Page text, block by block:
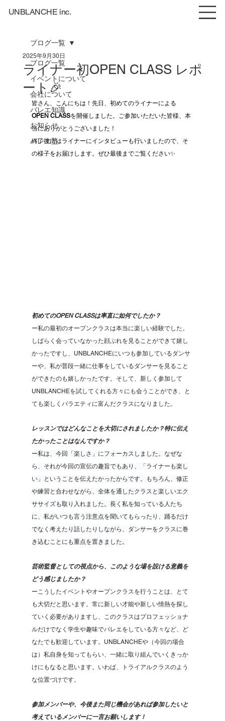
UNBLANCHE inc.
ブログ一覧
イベントについて
会社について
バレエ知識
お知らせ
バレエ塾
ブログ一覧
ライナー初OPEN CLASS レポ
ート🎉
2025年9月30日
皆さん、こんにちは！先日、初めてのライナーによる
OPEN CLASSを開催しました。ご参加いただいた皆様、本
当にありがとうございました！
終了後にはライナーにインタビューも行いましたので、そ
の様子をお届けします。ぜひ最後までご覧ください✨
初めてのOPEN CLASSは率直に如何でしたか？
ー私の最初のオープンクラスは本当に楽しい経験でした。
しばらく会っていなかった顔ぶれを見ることができて嬉し
かったですし、UNBLANCHEにいつも参加しているダンサ
ーや、私が普段一緒に仕事をしているダンサーを見ること
ができたのも嬉しかったです。そして、新しく参加して
UNBLANCHEを試してくれる方々にも会うことができ、と
ても楽しくバラエティに富んだクラスになりました。
レッスンではどんなことを大切にされましたか？特に伝え
たかったことはなんですか？
ー私は、今回「楽しさ」にフォーカスしました。なぜな
ら、それが今回の宣伝の趣旨でもあり、「ライナー も楽し
い」ということを伝えたかったからです。もちろん、修正
や練習と合わせながら、全体を通したクラスと楽しいエク
ササイズも取り入れました。長く私を知っている人たち
に、私がいつも言う注意点を聞いてもらったり、踊るだけ
でなく考えたり話したりしながら、ダンサーをクラスに巻
き込むことにも重点を置きました。
芸術監督としての視点から、このような場を設ける意義を
どう感じましたか？
ーこうしたイベントやオープンクラスを行うことは、とて
も大切だと思います。常に新しい才能や新しい情熱を探し
ていく必要がありますし、このクラスはプロフェッショナ
ルだけでなく学生や趣味でバレエをしている方々など、ど
なたでも歓迎しています。UNBLANCHEや（今回の場合
は）私自身を知ってもらい、一緒に取り組んでいくきっか
けにもなると思います。いわば、トライアルクラスのよう
な位置づけです。
参加メンバーや、今後また同じ機会があれば参加したいと
考えているメンバーに一言お願いします！